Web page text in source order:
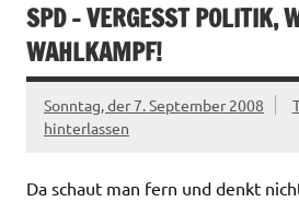
SPD – VERGESST POLITIK,
WAHLKAMPF!
Sonntag, der 7. September 2008
hinterlassen
Da schaut man fern und denkt